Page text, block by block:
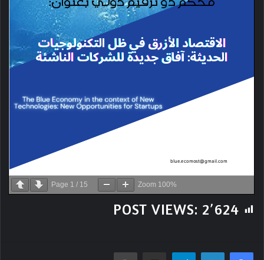
Page 1 / 15 Zoom 100%
POST VIEWS: 2٬624
تيلقرام مشاركة عبر البريد طباعة